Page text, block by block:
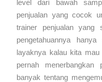
level dari bawah
penjualan yang cocok
trainer penjualan yang
pengetahuannya
layaknya kalau kita
pernah
banyak tentang